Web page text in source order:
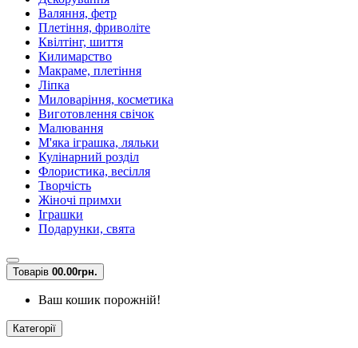
Валяння, фетр
Плетіння, фриволіте
Квілтінг, шиття
Килимарство
Макраме, плетіння
Ліпка
Миловаріння, косметика
Виготовлення свічок
Малювання
М'яка іграшка, ляльки
Кулінарний розділ
Флористика, весілля
Творчість
Жіночі примхи
Іграшки
Подарунки, свята
Товарів 00.00грн.
Ваш кошик порожній!
Категорії